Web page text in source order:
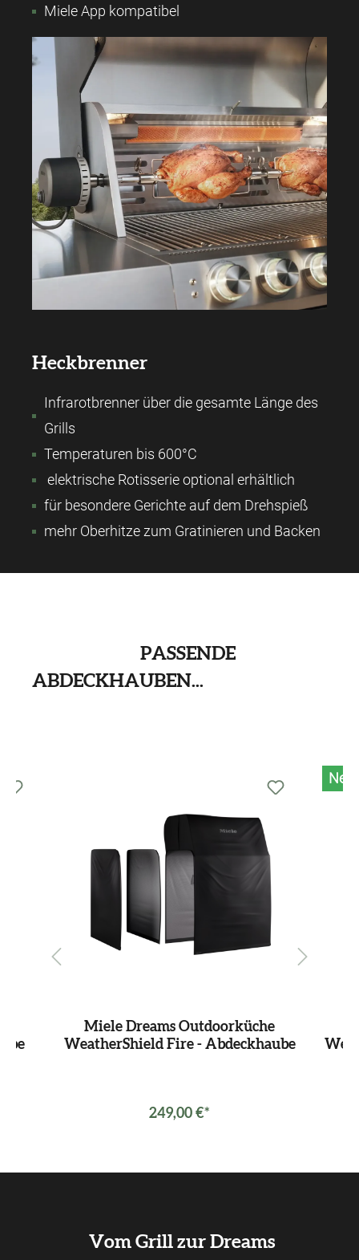
Miele App kompatibel
Heckbrenner
Infrarotbrenner über die gesamte Länge des
Grills
Temperaturen bis 600°C
elektrische Rotisserie optional erhältlich
für besondere Gerichte auf dem Drehspieß
mehr Oberhitze zum Gratinieren und Backen
PASSENDE
ABDECKHAUBEN...
Miele Dreams Outdoorküche
WeatherShield Fire - Abdeckhaube
249,00 €*
Neu
Vom Grill zur Dreams